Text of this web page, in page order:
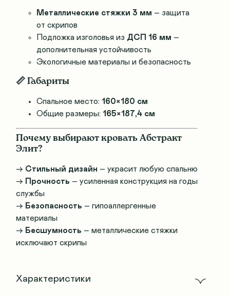
Металлические стяжки 3 мм – защита
от скрипов
Подложка изголовья из ДСП 16 мм –
дополнительная устойчивость
Экологичные материалы и безопасность
📏 Габариты
Спальное место: 160×180 см
Общие размеры: 165×187,4 см
Почему выбирают кровать Абстракт
Элит?
→ Стильный дизайн – украсит любую спальню
→ Прочность – усиленная конструкция на годы
службы
→ Безопасность – гипоаллергенные
материалы
→ Бесшумность – металлические стяжки
исключают скрипы
Характеристики